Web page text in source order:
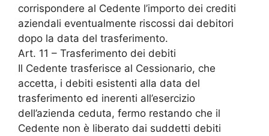
corrispondere al Cedente l’importo dei crediti
aziendali eventualmente riscossi dai debitori
dopo la data del trasferimento.
Art. 11 – Trasferimento dei debiti
Il Cedente trasferisce al Cessionario, che
accetta, i debiti esistenti alla data del
trasferimento ed inerenti all’esercizio
dell’azienda ceduta, fermo restando che il
Cedente non è liberato dai suddetti debiti